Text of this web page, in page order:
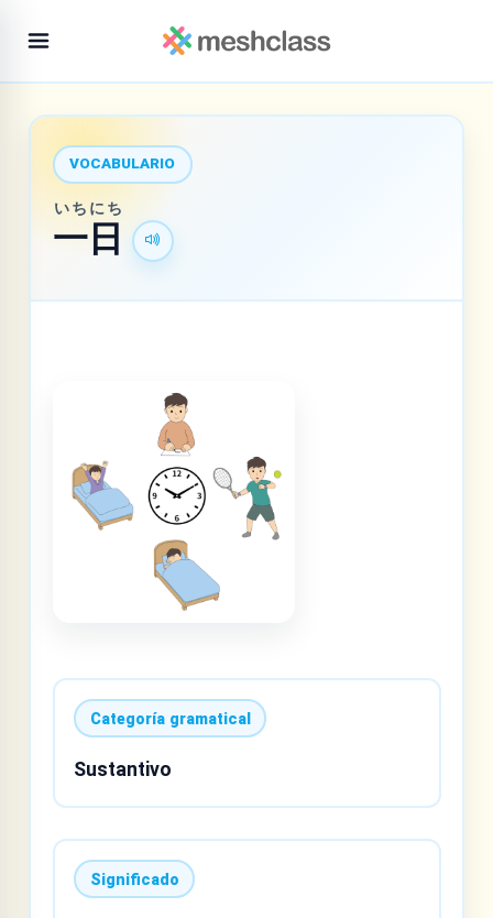
VOCABULARIO
一
いち
日
にち
Categoría gramatical
Sustantivo
Significado